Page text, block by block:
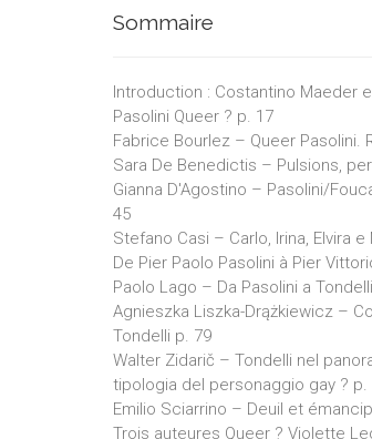
Sommaire
Introduction : Costantino Maeder
Pasolini Queer ? p. 17
Fabrice Bourlez – Queer
Sara De Benedictis – Pulsions,
Gianna D'Agostino – Pasolini/
45
Stefano Casi – Carlo, Irina, Elvira
De Pier Paolo Pasolini à Pier
Paolo Lago – Da Pasolini a
Agnieszka Liszka-Drążkiewicz –
Tondelli p. 79
Walter Zidarič – Tondelli nel
tipologia del personaggio gay ? p.
Emilio Sciarrino – Deuil et
Trois auteures Queer ? Violette